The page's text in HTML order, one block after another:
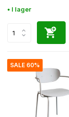
• I lager
SALE 60%